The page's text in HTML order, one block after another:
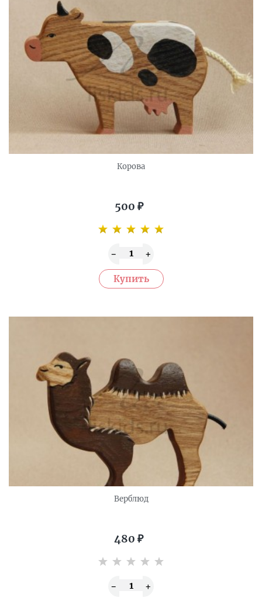
Корова
500 ₽
Верблюд
480 ₽